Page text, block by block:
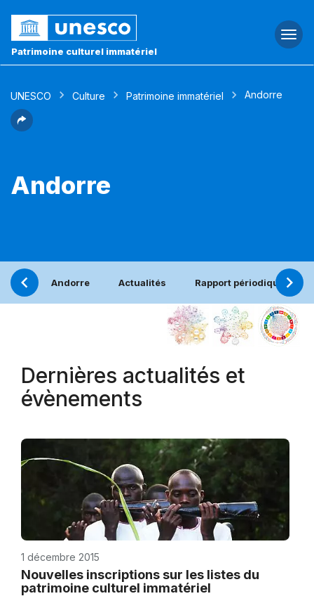
Patrimoine culturel immatériel
UNESCO Culture Patrimoine immatériel Andorre
Andorre
Andorre Actualités Rapport périodique
Dernières actualités et
évènements
1 décembre 2015
Nouvelles inscriptions sur les listes du
patrimoine culturel immatériel